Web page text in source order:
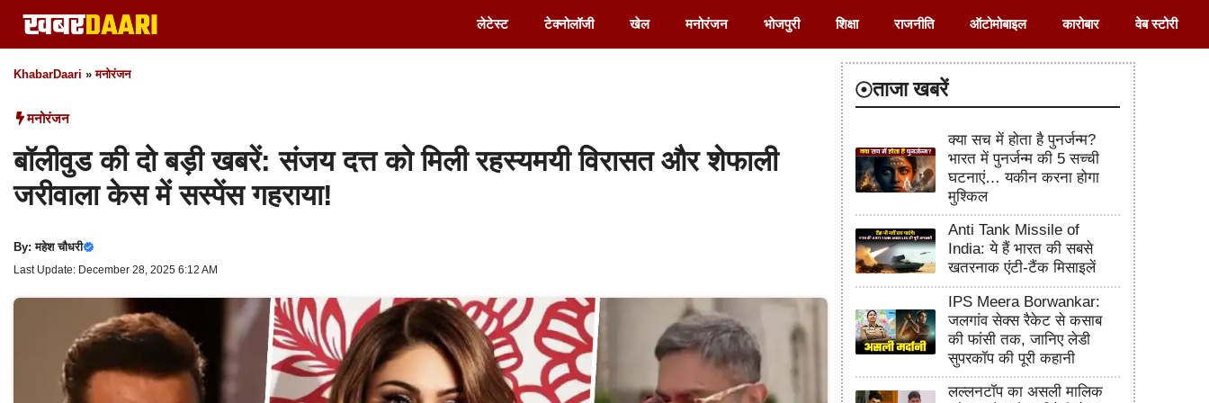
Skip
to
content
लेटेस्ट टेक्नोलॉजी खेल मनोरंजन भोजपुरी शिक्षा राजनीति ऑटोमोबाइल कारोबार वेब स्टोरी
KhabarDaari »मनोरंजन
मनोरंजन
बॉलीवुड की दो बड़ी खबरें: संजय दत्त को मिली रहस्यमयी विरासत और शेफाली
जरीवाला केस में सस्पेंस गहराया!
By:महेश चौधरी
Last Update: December 28, 2025 6:12 AM
ताजा खबरें
क्या सच में होता है पुनर्जन्म?
भारत में पुनर्जन्म की 5 सच्ची
घटनाएं… यकीन करना होगा
मुश्किल
Anti Tank Missile of
India: ये हैं भारत की सबसे
खतरनाक एंटी-टैंक मिसाइलें
IPS Meera Borwankar:
जलगांव सेक्स रैकेट से कसाब
की फांसी तक, जानिए लेडी
सुपरकॉप की पूरी कहानी
लल्लनटॉप का असली मालिक